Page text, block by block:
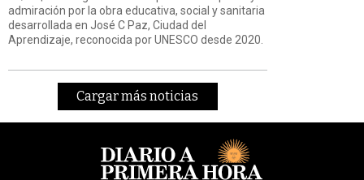
admiración por la obra educativa, social y sanitaria
desarrollada en José C Paz, Ciudad del
Aprendizaje, reconocida por UNESCO desde 2020.
Cargar más noticias